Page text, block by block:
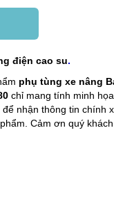
điện cao su.
phụ tùng xe nâng
chỉ mang tính minh
nhận thông tin chính
Cảm ơn quý